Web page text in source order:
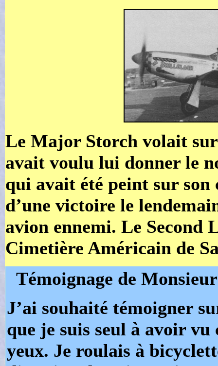
Le Major Storch volait
avait voulu lui donner le
qui avait été peint sur
d’une victoire le
avion ennemi. Le Second
Cimetière Américain de
Témoignage de
J’ai souhaité témoigner
que je suis seul à avoir vu
yeux. Je roulais à